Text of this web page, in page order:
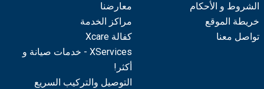
الشروط و الأحكام
خريطة الموقع
تواصل معنا
معارضنا
مراكز الخدمة
كفالة Xcare
XServices - خدمات صيانة و
أكثر!
التوصيل والتركيب السريع